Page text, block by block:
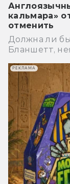
кальмара»
отменить
Должна ли
Бланшетт,
РЕКЛАМА